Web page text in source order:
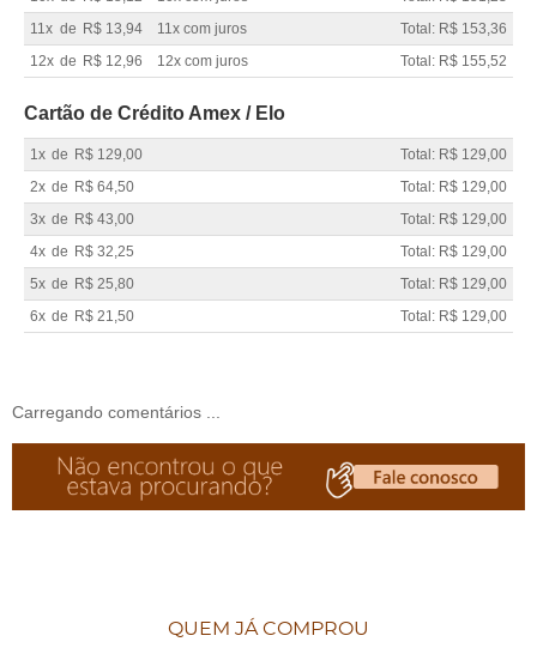
11x de R$ 13,94 11x com juros
Total: R$ 153,36
12x de R$ 12,96 12x com juros Total: R$ 155,52
Cartão de Crédito Amex / Elo
1x de R$ 129,00
Total: R$ 129,00
2x de R$ 64,50
Total: R$ 129,00
3x de R$ 43,00
Total: R$ 129,00
4x de R$ 32,25
Total: R$ 129,00
5x de R$ 25,80
Total: R$ 129,00
6x de R$ 21,50 Total: R$ 129,00
Carregando comentários ...
QUEM JÁ COMPROU